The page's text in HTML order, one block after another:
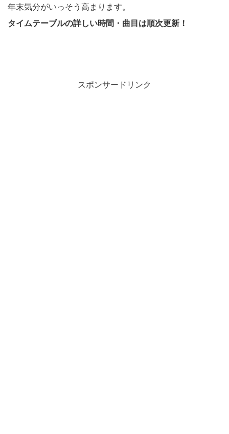
年末気分がいっそう高まります。
タイムテーブルの詳しい時間・曲目は順次更新！
スポンサードリンク